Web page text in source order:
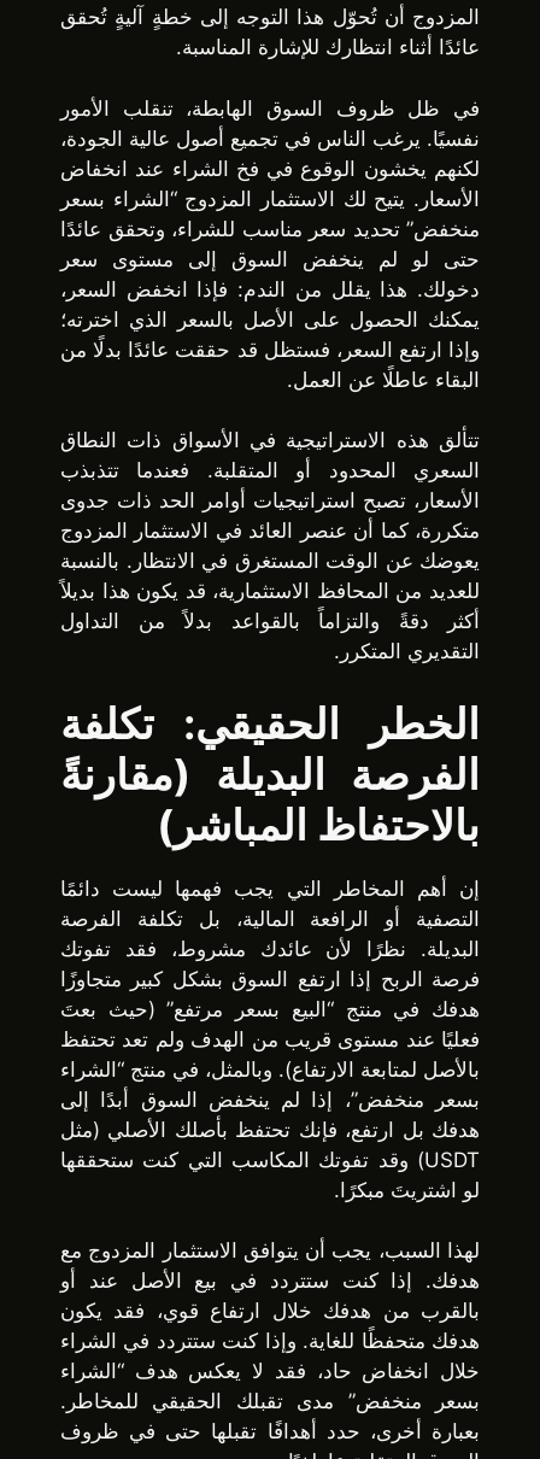
المزدوج أن تُحوّل هذا التوجه إلى خطةٍ آليةٍ تُحقق
عائدًا أثناء انتظارك للإشارة المناسبة.
في ظل ظروف السوق الهابطة، تنقلب الأمور
نفسيًا. يرغب الناس في تجميع أصول عالية الجودة،
لكنهم يخشون الوقوع في فخ الشراء عند انخفاض
الأسعار. يتيح لك الاستثمار المزدوج “الشراء بسعر
منخفض” تحديد سعر مناسب للشراء، وتحقق عائدًا
حتى لو لم ينخفض ​​السوق إلى مستوى سعر
دخولك. هذا يقلل من الندم: فإذا انخفض السعر،
يمكنك الحصول على الأصل بالسعر الذي اخترته؛
وإذا ارتفع السعر، فستظل قد حققت عائدًا بدلًا من
البقاء عاطلًا عن العمل.
تتألق هذه الاستراتيجية في الأسواق ذات النطاق
السعري المحدود أو المتقلبة. فعندما تتذبذب
الأسعار، تصبح استراتيجيات أوامر الحد ذات جدوى
متكررة، كما أن عنصر العائد في الاستثمار المزدوج
يعوضك عن الوقت المستغرق في الانتظار. بالنسبة
للعديد من المحافظ الاستثمارية، قد يكون هذا بديلاً
أكثر دقةً والتزاماً بالقواعد بدلاً من التداول
التقديري المتكرر.
الخطر الحقيقي: تكلفة
الفرصة البديلة (مقارنةً
بالاحتفاظ المباشر)
إن أهم المخاطر التي يجب فهمها ليست دائمًا
التصفية أو الرافعة المالية، بل تكلفة الفرصة
البديلة. نظرًا لأن عائدك مشروط، فقد تفوتك
فرصة الربح إذا ارتفع السوق بشكل كبير متجاوزًا
هدفك في منتج “البيع بسعر مرتفع” (حيث بعتَ
فعليًا عند مستوى قريب من الهدف ولم تعد تحتفظ
بالأصل لمتابعة الارتفاع). وبالمثل، في منتج “الشراء
بسعر منخفض”، إذا لم ينخفض ​​السوق أبدًا إلى
هدفك بل ارتفع، فإنك تحتفظ بأصلك الأصلي (مثل
USDT) وقد تفوتك المكاسب التي كنت ستحققها
لو اشتريتَ مبكرًا.
لهذا السبب، يجب أن يتوافق الاستثمار المزدوج مع
هدفك. إذا كنت ستتردد في بيع الأصل عند أو
بالقرب من هدفك خلال ارتفاع قوي، فقد يكون
هدفك متحفظًا للغاية. وإذا كنت ستتردد في الشراء
خلال انخفاض حاد، فقد لا يعكس هدف “الشراء
بسعر منخفض” مدى تقبلك الحقيقي للمخاطر.
بعبارة أخرى، حدد أهدافًا تقبلها حتى في ظروف